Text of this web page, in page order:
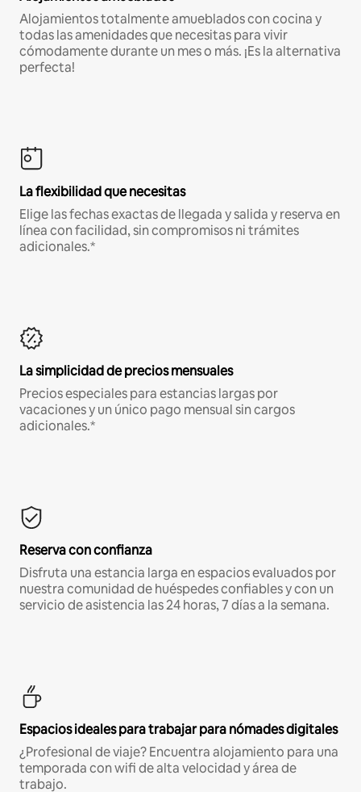
Alojamientos totalmente amueblados con cocina y
todas las amenidades que necesitas para vivir
cómodamente durante un mes o más. ¡Es la alternativa
perfecta!
La flexibilidad que necesitas
Elige las fechas exactas de llegada y salida y reserva en
línea con facilidad, sin compromisos ni trámites
adicionales.*
La simplicidad de precios mensuales
Precios especiales para estancias largas por
vacaciones y un único pago mensual sin cargos
adicionales.*
Reserva con confianza
Disfruta una estancia larga en espacios evaluados por
nuestra comunidad de huéspedes confiables y con un
servicio de asistencia las 24 horas, 7 días a la semana.
Espacios ideales para trabajar para nómades digitales
¿Profesional de viaje? Encuentra alojamiento para una
temporada con wifi de alta velocidad y área de
trabajo.